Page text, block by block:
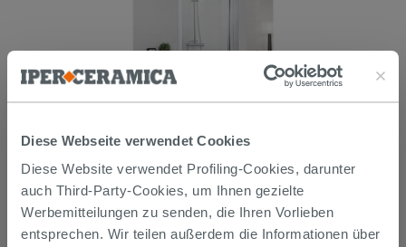
Diese Webseite verwendet Cookies
Diese Website verwendet Profiling-Cookies, darunter
auch Third-Party-Cookies, um Ihnen gezielte
Werbemitteilungen zu senden, die Ihren Vorlieben
entsprechen. Wir teilen außerdem die Informationen über
DUSCHSCHWINGTÜR NEPTUM
GLASSTÄRKE 6 mm TRANSPARENT
CHROM
227,12 € /STK.283,90 € -20,00%